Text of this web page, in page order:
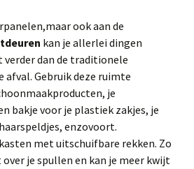
ook aan de
kan je allerlei dingen
verder dan de traditionele
afval. Gebruik deze ruimte
je
bakje voor je plastiek zakjes, je
enzovoort.
met uitschuifbare rekken. Zo
je spullen en kan je meer kwijt